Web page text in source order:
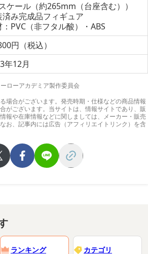
ケール（約265mm（台座含む））
済み完成品フィギュア
PVC（非フタル酸）・ABS
円（税込）
年12月
ローアカデミア製作委員会
場合がございます。発売時期・仕様などの商品情報
がございます。当サイトは、情報サイトであり、販
報や在庫情報などに関しましては、メーカー・販売
お、記事内には広告（アフィリエイトリンク）を含
ランキング カテゴリ